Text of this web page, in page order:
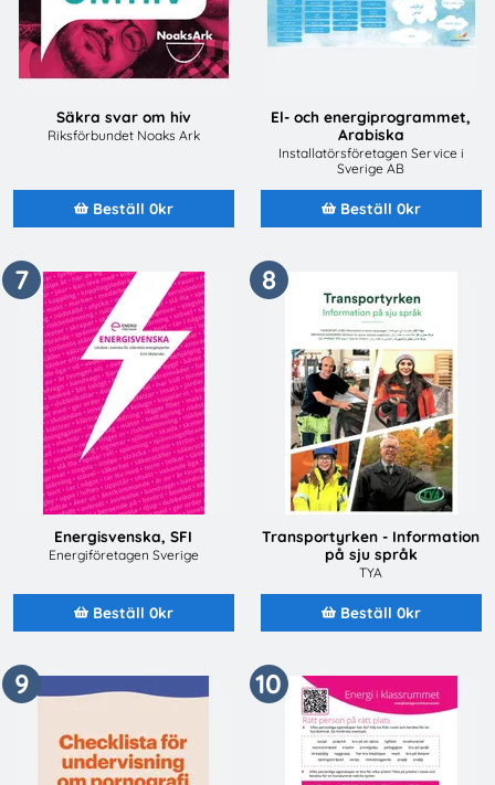
Säkra svar om hiv
Riksförbundet Noaks Ark
Beställ 0kr
El- och energiprogrammet,
Arabiska
Installatörsföretagen Service i
Sverige AB
Beställ 0kr
7
Energisvenska, SFI
Energiföretagen Sverige
Beställ 0kr
8
Transportyrken - Information
på sju språk
TYA
Beställ 0kr
9 10